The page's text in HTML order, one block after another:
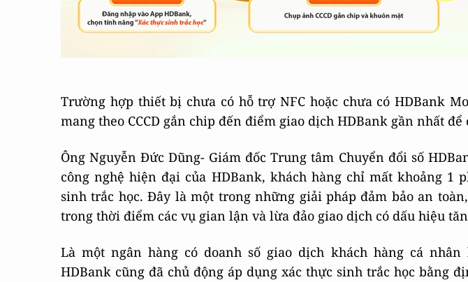
Trường hợp thiết bị chưa có hỗ trợ NFC hoặc chưa có HDBank
mang theo CCCD gắn chip đến điểm giao dịch HDBank gần nhất
Ông Nguyễn Đức Dũng- Giám đốc Trung tâm Chuyển đổi số
công nghệ hiện đại của HDBank, khách hàng chỉ mất khoảng 1
sinh trắc học. Đây là một trong những giải pháp đảm bảo an
trong thời điểm các vụ gian lận và lừa đảo giao dịch có dấu hiệu
Là một ngân hàng có doanh số giao dịch khách hàng cá
HDBank cũng đã chủ động áp dụng xác thực sinh trắc học bằng